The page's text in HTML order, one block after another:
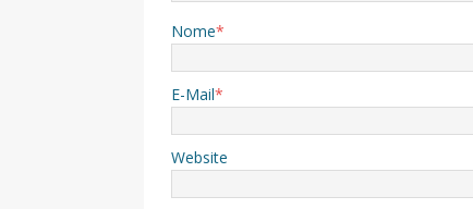
Nome*
E-Mail*
Website